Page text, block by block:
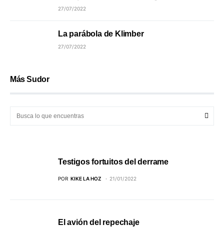
27/07/2022
La parábola de Klimber
27/07/2022
Más Sudor
Testigos fortuitos del derrame
POR KIKE LA HOZ 21/01/2022
El avión del repechaje